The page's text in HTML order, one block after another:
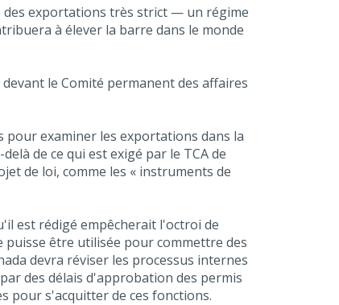
des exportations très strict — un régime
à élever la barre dans le monde
le Comité permanent des affaires
pour examiner les exportations dans la
de ce qui est exigé par le TCA de
de loi, comme les « instruments de
est rédigé empêcherait l'octroi de
puisse être utilisée pour commettre des
devra réviser les processus internes
des délais d'approbation des permis
pour s'acquitter de ces fonctions.